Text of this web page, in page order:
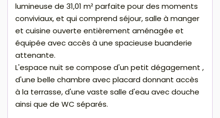
lumineuse de 31,01 m² parfaite pour des moments
conviviaux, et qui comprend séjour, salle à manger
et cuisine ouverte entièrement aménagée et
équipée avec accès à une spacieuse buanderie
attenante.
L'espace nuit se compose d'un petit dégagement ,
d'une belle chambre avec placard donnant accès
à la terrasse, d'une vaste salle d'eau avec douche
ainsi que de WC séparés.